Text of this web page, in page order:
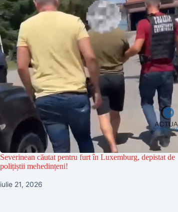
Severinean căutat pentru furt în Luxemburg, depistat de
polițiștii mehedințeni!
iulie 21, 2026